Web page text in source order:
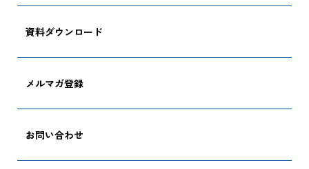
資料ダウンロード
メルマガ登録
お問い合わせ